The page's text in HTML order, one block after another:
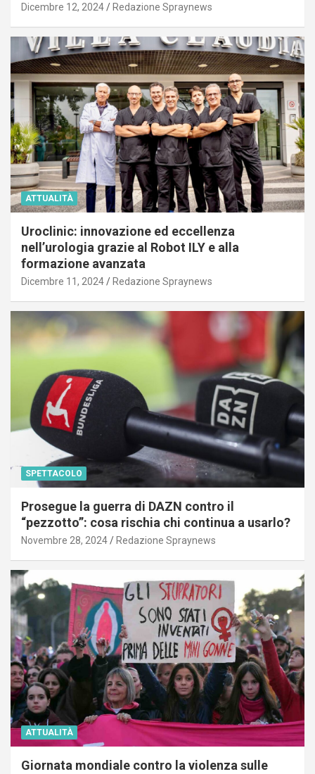
Dicembre 12, 2024 Redazione Spraynews
ATTUALITÀ
Uroclinic: innovazione ed eccellenza
nell’urologia grazie al Robot ILY e alla
formazione avanzata
Dicembre 11, 2024 Redazione Spraynews
SPETTACOLO
Prosegue la guerra di DAZN contro il
“pezzotto”: cosa rischia chi continua a usarlo?
Novembre 28, 2024 Redazione Spraynews
ATTUALITÀ
Giornata mondiale contro la violenza sulle